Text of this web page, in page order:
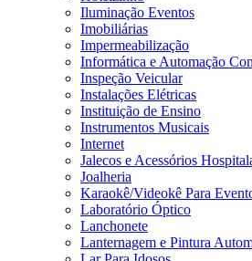
Iluminação Eventos
Imobiliárias
Impermeabilização
Informática e Automação
Inspeção Veicular
Instalações Elétricas
Instituição de Ensino
Instrumentos Musicais
Internet
Jalecos e Acessórios
Joalheria
Karaokê/Videokê Para
Laboratório Óptico
Lanchonete
Lanternagem e Pintura